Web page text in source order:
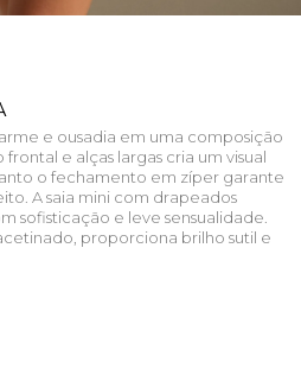
e ousadia em uma composição
e alças largas cria um visual
o fechamento em zíper garante
A saia mini com drapeados
sofisticação e leve sensualidade.
proporciona brilho sutil e